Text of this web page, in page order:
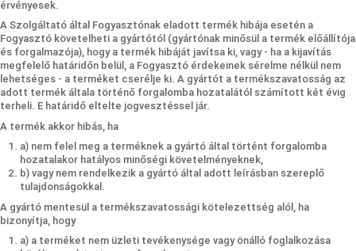
érvényesek.
A Szolgáltató által Fogyasztónak eladott termék hibája esetén a
Fogyasztó követelheti a gyártótól (gyártónak minősül a termék előállítója
és forgalmazója), hogy a termék hibáját javítsa ki, vagy - ha a kijavítás
megfelelő határidőn belül, a Fogyasztó érdekeinek sérelme nélkül nem
lehetséges - a terméket cserélje ki. A gyártót a termékszavatosság az
adott termék általa történő forgalomba hozatalától számított két évig
terheli. E határidő eltelte jogvesztéssel jár.
A termék akkor hibás, ha
a) nem felel meg a terméknek a gyártó által történt forgalomba
hozatalakor hatályos minőségi követelményeknek,
b) vagy nem rendelkezik a gyártó által adott leírásban szereplő
tulajdonságokkal.
A gyártó mentesül a termékszavatossági kötelezettség alól, ha
bizonyítja, hogy
a) a terméket nem üzleti tevékenysége vagy önálló foglalkozása